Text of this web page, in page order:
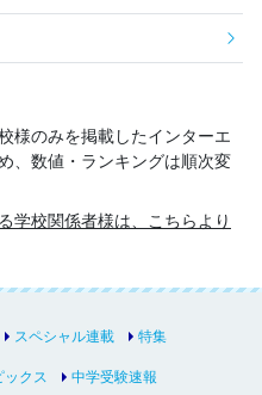
様のみを掲載したインターエ
、数値・ランキングは順次変
学校関係者様は、こちらより
スペシャル連載 特集
ックス 中学受験速報